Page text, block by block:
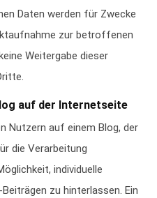
Daten werden für Zwecke
zur betroffenen
Weitergabe dieser
auf der Internetseite
Nutzern auf einem Blog, der
die Verarbeitung
individuelle
zu hinterlassen. Ein